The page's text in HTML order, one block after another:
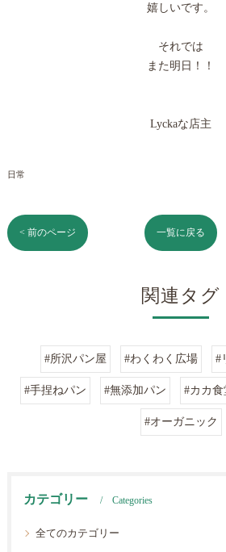
嬉しいです。
それでは
また明日！！
Lyckaな店主
日常
< 前のページ 一覧に戻る
関連タグ
#所沢パン屋 #わくわく広場 #
#手捏ねパン #無添加パン #カカ食
#オーガニック
カテゴリー Categories
全てのカテゴリー